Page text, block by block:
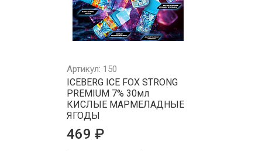
Артикул: 150
ICEBERG ICE FOX STRONG
PREMIUM 7% 30мл
КИСЛЫЕ МАРМЕЛАДНЫЕ
ЯГОДЫ
469 ₽